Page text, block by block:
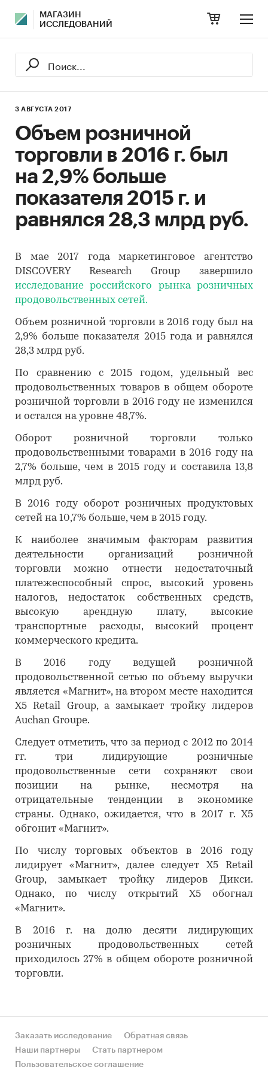
МАГАЗИН
ИССЛЕДОВАНИЙ
3 АВГУСТА 2017
Объем розничной
торговли в 2016 г. был
на 2,9% больше
показателя 2015 г. и
равнялся 28,3 млрд руб.
В мае 2017 года маркетинговое агентство
DISCOVERY Research Group завершило
исследование российского рынка розничных
продовольственных сетей.
Объем розничной торговли в 2016 году был на
2,9% больше показателя 2015 года и равнялся
28,3 млрд руб.
По сравнению с 2015 годом, удельный вес
продовольственных товаров в общем обороте
розничной торговли в 2016 году не изменился
и остался на уровне 48,7%.
Оборот розничной торговли только
продовольственными товарами в 2016 году на
2,7% больше, чем в 2015 году и составила 13,8
млрд руб.
В 2016 году оборот розничных продуктовых
сетей на 10,7% больше, чем в 2015 году.
К наиболее значимым факторам развития
деятельности организаций розничной
торговли можно отнести недостаточный
платежеспособный спрос, высокий уровень
налогов, недостаток собственных средств,
высокую арендную плату, высокие
транспортные расходы, высокий процент
коммерческого кредита.
В 2016 году ведущей розничной
продовольственной сетью по объему выручки
является «Магнит», на втором месте находится
X5 Retail Group, а замыкает тройку лидеров
Auchan Groupe.
Следует отметить, что за период с 2012 по 2014
гг. три лидирующие розничные
продовольственные сети сохраняют свои
позиции на рынке, несмотря на
отрицательные тенденции в экономике
страны. Однако, ожидается, что в 2017 г. X5
обгонит «Магнит».
По числу торговых объектов в 2016 году
лидирует «Магнит», далее следует X5 Retail
Group, замыкает тройку лидеров Дикси.
Однако, по числу открытий Х5 обогнал
«Магнит».
В 2016 г. на долю десяти лидирующих
розничных продовольственных сетей
приходилось 27% в общем обороте розничной
торговли.
Заказать исследование
Обратная связь
Наши партнеры
Стать партнером
Пользовательское соглашение